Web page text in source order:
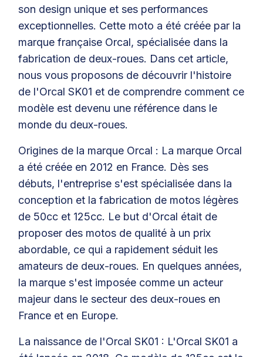
son design unique et ses performances
exceptionnelles. Cette moto a été créée par la
marque française Orcal, spécialisée dans la
fabrication de deux-roues. Dans cet article,
nous vous proposons de découvrir l'histoire
de l'Orcal SK01 et de comprendre comment ce
modèle est devenu une référence dans le
monde du deux-roues.
Origines de la marque Orcal : La marque Orcal
a été créée en 2012 en France. Dès ses
débuts, l'entreprise s'est spécialisée dans la
conception et la fabrication de motos légères
de 50cc et 125cc. Le but d'Orcal était de
proposer des motos de qualité à un prix
abordable, ce qui a rapidement séduit les
amateurs de deux-roues. En quelques années,
la marque s'est imposée comme un acteur
majeur dans le secteur des deux-roues en
France et en Europe.
La naissance de l'Orcal SK01 : L'Orcal SK01 a